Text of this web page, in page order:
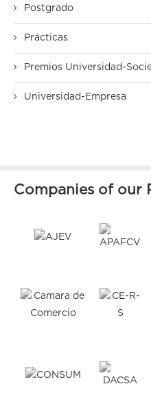
Postgrado
Prácticas
Premios Universidad-
Universidad-Empresa
Companies of our